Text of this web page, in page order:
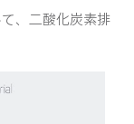
、二酸化炭素排